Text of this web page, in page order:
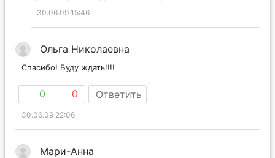
30.06.09 15:46
Ольга Николаевна
Спасибо! Буду ждать!!!!
0 0 Ответить
30.06.09 22:06
Мари-Анна